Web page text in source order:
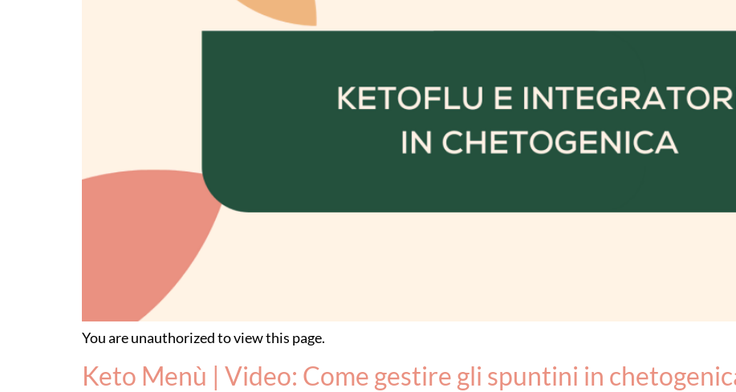
You are unauthorized to view this page.
Keto Menù | Video: Come gestire gli spuntini in